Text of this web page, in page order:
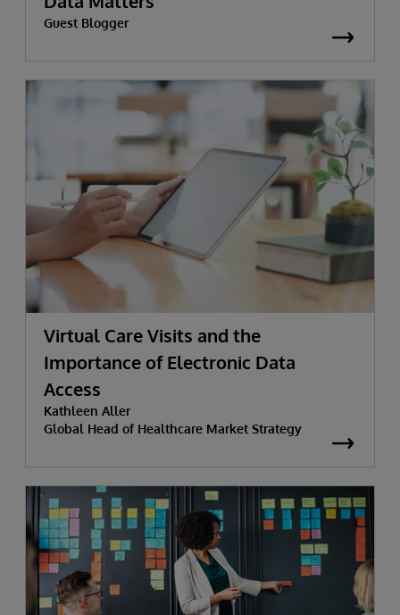
Guest Blogger
Virtual Care Visits and the
Importance of Electronic Data
Access
Kathleen Aller
Global Head of Healthcare Market Strategy